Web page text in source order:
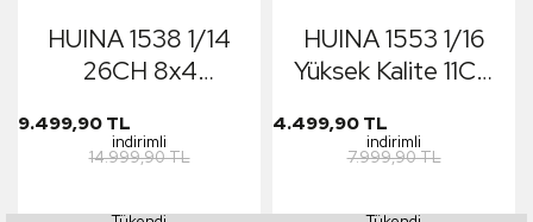
HUINA 1538 1/14
26CH 8x4
Uzaktan Kumandalı
İş Makinesi Metal
9.499,90 TL
indirimli
14.999,90 TL
HUINA 1553 1/16
Yüksek Kalite 11CH
Kamyon Uzaktan
Kumandalı Çok
4.499,90 TL
indirimli
7.999,90 TL